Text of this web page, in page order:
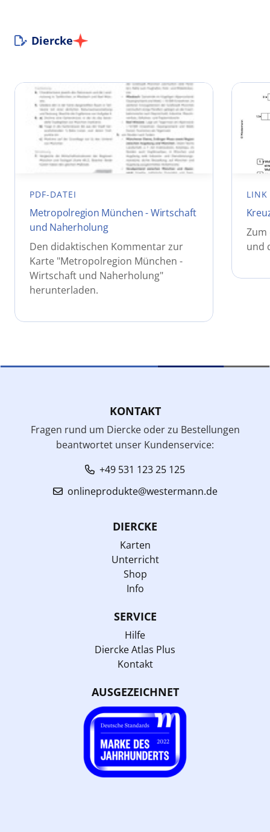
Diercke
PDF-DATEI
Metropolregion München - Wirtschaft
und Naherholung
Den didaktischen Kommentar zur
Karte "Metropolregion München -
Wirtschaft und Naherholung"
herunterladen.
LINK
Zum
und
KONTAKT
Fragen rund um Diercke oder zu Bestellungen
beantwortet unser Kundenservice:
+49 531 123 25 125
onlineprodukte@westermann.de
DIERCKE
Karten
Unterricht
Shop
Info
SERVICE
Hilfe
Diercke Atlas Plus
Kontakt
AUSGEZEICHNET